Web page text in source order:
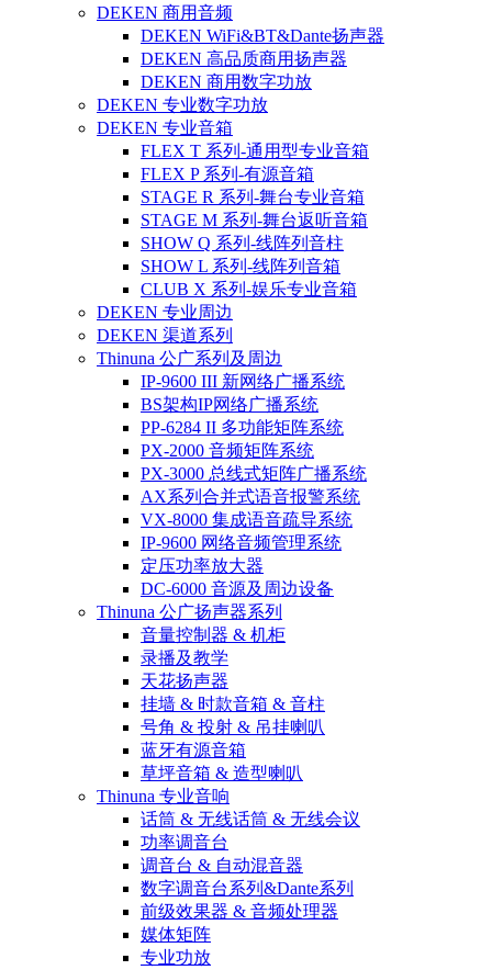
DEKEN 商用音频
DEKEN WiFi&BT&Dante扬声器
DEKEN 高品质商用扬声器
DEKEN 商用数字功放
DEKEN 专业数字功放
DEKEN 专业音箱
FLEX T 系列-通用型专业音箱
FLEX P 系列-有源音箱
STAGE R 系列-舞台专业音箱
STAGE M 系列-舞台返听音箱
SHOW Q 系列-线阵列音柱
SHOW L 系列-线阵列音箱
CLUB X 系列-娱乐专业音箱
DEKEN 专业周边
DEKEN 渠道系列
Thinuna 公广系列及周边
IP-9600 III 新网络广播系统
BS架构IP网络广播系统
PP-6284 II 多功能矩阵系统
PX-2000 音频矩阵系统
PX-3000 总线式矩阵广播系统
AX系列合并式语音报警系统
VX-8000 集成语音疏导系统
IP-9600 网络音频管理系统
定压功率放大器
DC-6000 音源及周边设备
Thinuna 公广扬声器系列
音量控制器 & 机柜
录播及教学
天花扬声器
挂墙 & 时款音箱 & 音柱
号角 & 投射 & 吊挂喇叭
蓝牙有源音箱
草坪音箱 & 造型喇叭
Thinuna 专业音响
话筒 & 无线话筒 & 无线会议
功率调音台
调音台 & 自动混音器
数字调音台系列&Dante系列
前级效果器 & 音频处理器
媒体矩阵
专业功放